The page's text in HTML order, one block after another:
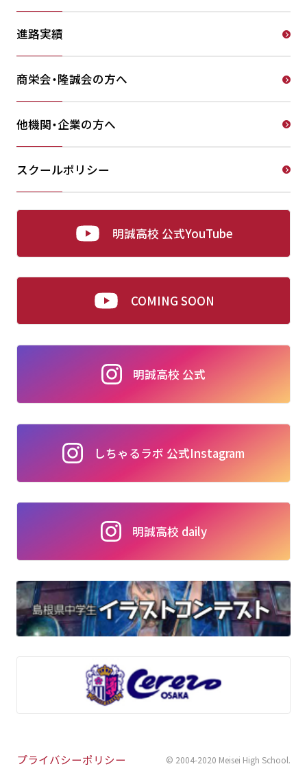
進路実績
商栄会・隆誠会の方へ
他機関・企業の方へ
スクールポリシー
明誠高校 公式YouTube
COMING SOON
明誠高校 公式
しちゃるラボ 公式Instagram
明誠高校 daily
プライバシーポリシー © 2004-2020 Meisei High School.